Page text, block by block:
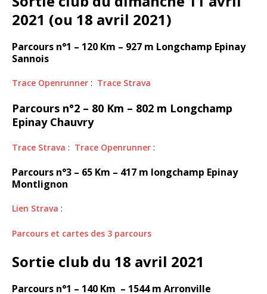
2021 (ou 18 avril 2021)
Parcours n°1 – 120 Km – 927 m Longchamp Epinay
Sannois
Trace Openrunner : Trace Strava
Parcours n°2 – 80 Km – 802 m Longchamp
Epinay Chauvry
Trace Strava : Trace Openrunner :
Parcours n°3 – 65 Km – 417 m longchamp Epinay
Montlignon
Lien Strava :
Parcours et cartes des 3 parcours
Sortie club du 18 avril 2021
Parcours n°1 – 140 Km – 1544 m Arronville